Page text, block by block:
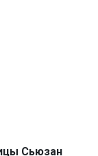
Сьюзан